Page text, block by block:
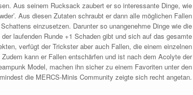
Aus seinem Rucksack zaubert er so interessante Dinge, wie
Aus diesen Zutaten schraubt er dann alle möglichen Fallen
einzusetzen. Darunter so unangenehme Dinge wie die
laufenden Runde +1 Schaden gibt und sich auf das gesamte
verfügt der Trickster aber auch Fallen, die einem einzelnen
kann er Fallen entschärfen und ist nach dem Acolyte der
Model, machen ihn sicher zu einem Favoriten unter den
die MERCS-Minis Community zeigte sich recht angetan.